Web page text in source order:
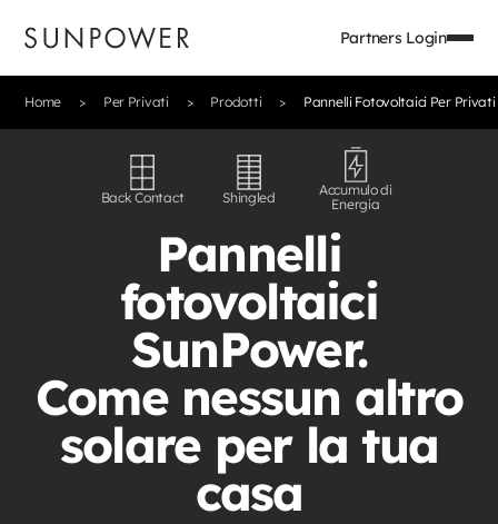
Partners Login
Home Per Privati Prodotti Pannelli Fotovoltaici Per Privati
Back Contact Shingled
Accumulo di
Energia
Pannelli
fotovoltaici
SunPower.
Come nessun altro
solare per la tua
casa